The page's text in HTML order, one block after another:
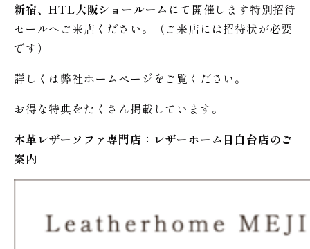
新宿、HTL大阪ショールーム にて開催します特別招待
セールへご来店ください。（ご来店には招待状が必要
です）
詳しくは弊社ホームページをご覧ください。
お得な特典をたくさん掲載しています。
本革レザーソファ専門店：レザーホーム 目白台店のご
案内